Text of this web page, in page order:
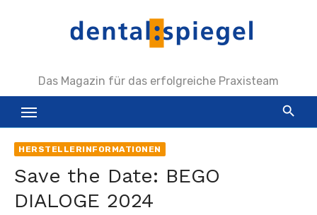
Das Magazin für das erfolgreiche Praxisteam
HERSTELLERINFORMATIONEN
Save the Date: BEGO
DIALOGE 2024